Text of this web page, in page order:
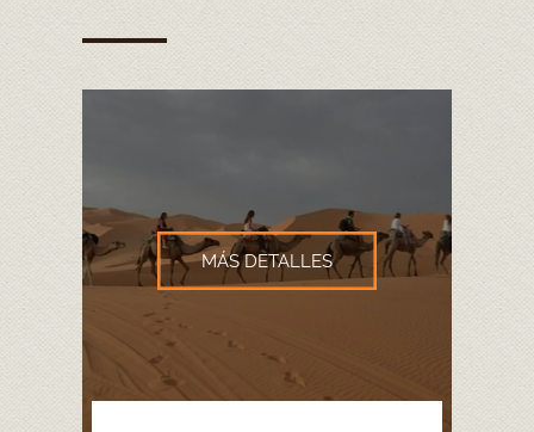
MÁS DETALLES